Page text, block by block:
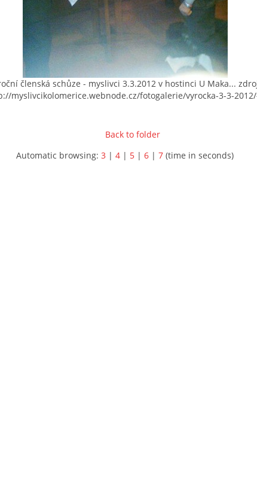
členská schůze - myslivci 3.3.2012 v hostinci U Maka...
myslivcikolomerice.webnode.cz/fotogalerie/vyrocka-3-3-
Back to folder
Automatic browsing: 3 | 4 | 5 | 6 | 7 (time in seconds)